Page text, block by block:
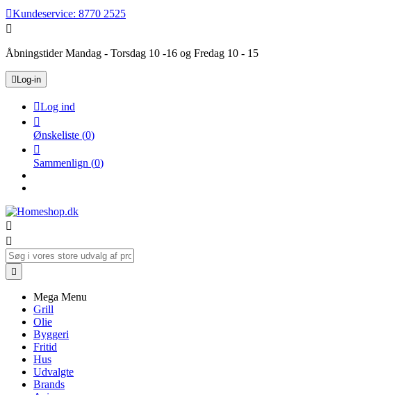
Kundeservice: 8770 2525

Åbningstider Mandag - Torsdag 10 -16 og Fredag 10 - 15
 Log-in
Log ind

Ønskeliste (0)

Sammenlign (0)



Mega Menu
Grill
Olie
Byggeri
Fritid
Hus
Udvalgte
Brands